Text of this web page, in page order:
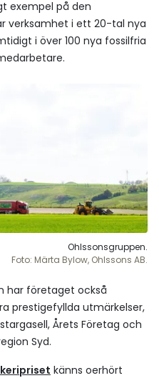
exempel på den
verksamhet i ett 20-tal nya
i över 100 nya fossilfria
Ohlssonsgruppen.
Foto: Märta Bylow, Ohlssons AB.
har företaget också
prestigefyllda utmärkelser,
Årets Företag och
Syd.
känns oerhört